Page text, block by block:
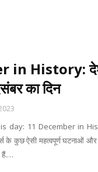
in History:
का दिन
day: 11 December in
के कुछ ऐसी महत्वपूर्ण घटनाओं
हैं.…